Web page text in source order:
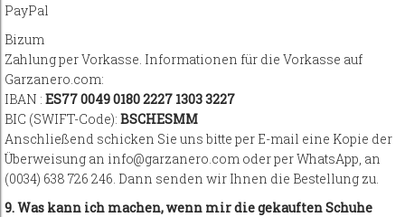
PayPal
Bizum
Zahlung per Vorkasse. Informationen für die Vorkasse auf
Garzanero.com:
IBAN : ES77 0049 0180 2227 1303 3227
BIC (SWIFT-Code): BSCHESMM
Anschließend schicken Sie uns bitte per E-mail eine Kopie der
Überweisung an info@garzanero.com oder per WhatsApp, an
(0034) 638 726 246. Dann senden wir Ihnen die Bestellung zu.
9. Was kann ich machen, wenn mir die gekauften Schuhe